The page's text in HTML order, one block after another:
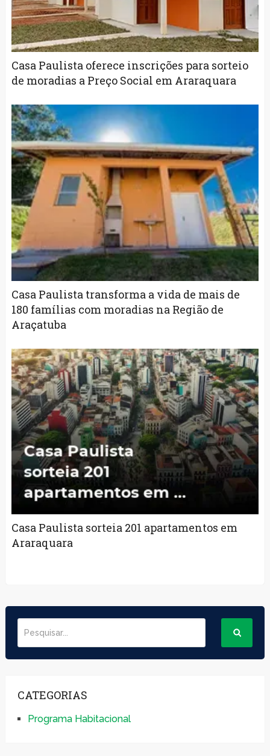
Casa Paulista oferece inscrições para sorteio
de moradias a Preço Social em Araraquara
Casa Paulista transforma a vida de mais de
180 famílias com moradias na Região de
Araçatuba
Casa Paulista sorteia 201 apartamentos em
Araraquara
CATEGORIAS
Programa Habitacional